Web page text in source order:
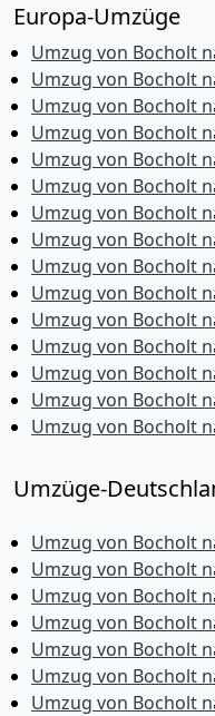
Europa-Umzüge
Umzug von Bocholt
Umzug von Bocholt
Umzug von Bocholt
Umzug von Bocholt
Umzug von Bocholt
Umzug von Bocholt
Umzug von Bocholt
Umzug von Bocholt
Umzug von Bocholt
Umzug von Bocholt
Umzug von Bocholt
Umzug von Bocholt
Umzug von Bocholt
Umzug von Bocholt
Umzug von Bocholt
Umzüge-
Umzug von Bocholt
Umzug von Bocholt
Umzug von Bocholt
Umzug von Bocholt
Umzug von Bocholt
Umzug von Bocholt
Umzug von Bocholt